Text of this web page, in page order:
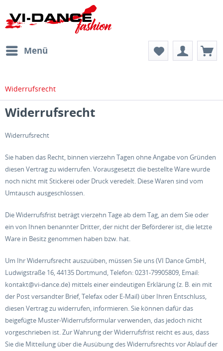
Menü
Widerrufsrecht
Widerrufsrecht
Widerrufsrecht
Sie haben das Recht, binnen vierzehn Tagen ohne Angabe von Gründen
diesen Vertrag zu widerrufen. Vorausgesetzt die bestellte Ware wurde
noch nicht mit Stickerei oder Druck veredelt. Diese Waren sind vom
Umtausch ausgeschlossen.
Die Widerrufsfrist beträgt vierzehn Tage ab dem Tag, an dem Sie oder
ein von Ihnen benannter Dritter, der nicht der Beförderer ist, die letzte
Ware in Besitz genommen haben bzw. hat.
Um Ihr Widerrufsrecht auszuüben, müssen Sie uns (VI Dance GmbH,
Ludwigstraße 16, 44135 Dortmund, Telefon: 0231-79905809, Email:
kontakt@vi-dance.de) mittels einer eindeutigen Erklärung (z. B. ein mit
der Post versandter Brief, Telefax oder E-Mail) über Ihren Entschluss,
diesen Vertrag zu widerrufen, informieren. Sie können dafür das
beigefügte Muster-Widerrufsformular verwenden, das jedoch nicht
vorgeschrieben ist. Zur Wahrung der Widerrufsfrist reicht es aus, dass
Sie die Mitteilung über die Ausübung des Widerrufsrechts vor Ablauf der